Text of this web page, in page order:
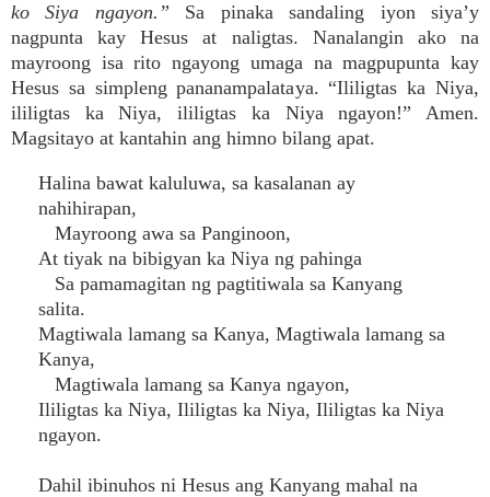
ko Siya ngayon.” Sa pinaka sandaling iyon siya’y
nagpunta kay Hesus at naligtas. Nanalangin ako na
mayroong isa rito ngayong umaga na magpupunta kay
Hesus sa simpleng pananampalataya. “Ililigtas ka Niya,
ililigtas ka Niya, ililigtas ka Niya ngayon!” Amen.
Magsitayo at kantahin ang himno bilang apat.
Halina bawat kaluluwa, sa kasalanan ay
nahihirapan,
Mayroong awa sa Panginoon,
At tiyak na bibigyan ka Niya ng pahinga
Sa pamamagitan ng pagtitiwala sa Kanyang
salita.
Magtiwala lamang sa Kanya, Magtiwala lamang sa
Kanya,
Magtiwala lamang sa Kanya ngayon,
Ililigtas ka Niya, Ililigtas ka Niya, Ililigtas ka Niya
ngayon.
Dahil ibinuhos ni Hesus ang Kanyang mahal na